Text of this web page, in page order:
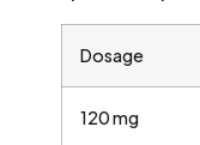
Dosage
120 mg